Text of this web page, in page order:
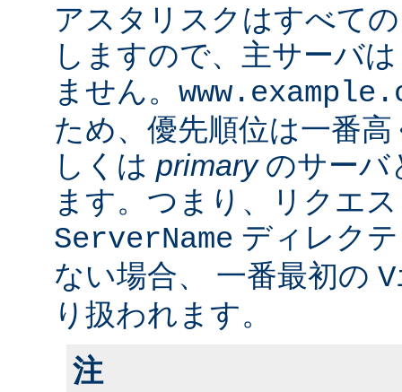
アスタリスクはすべて
しますので、主サーバ
ません。
ため、優先順位は一番
しくは primaryのサーバ
ます。つまり、リクエ
ServerName ディレク
ない場合、 一番最初の
り扱われます。
注